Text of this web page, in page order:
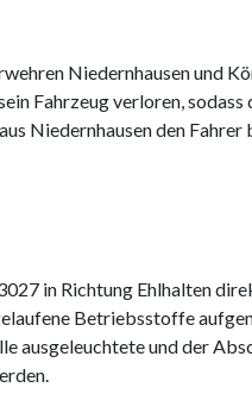
Niedernhausen und
Fahrzeug verloren, sodass
Niedernhausen den
in Richtung Ehlhalten
Betriebsstoffe
ausgeleuchtete und der